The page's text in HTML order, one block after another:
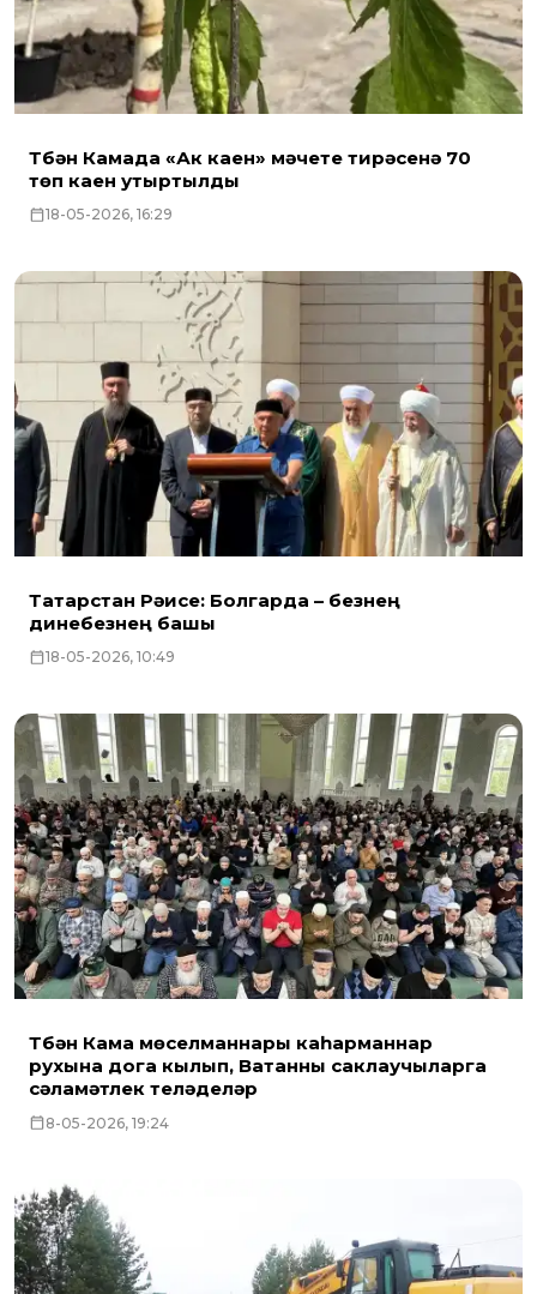
Түбән Камада «Ак каен» мәчете тирәсенә 70
төп каен утыртылды
18-05-2026, 16:29
Татарстан Рәисе: Болгарда – безнең
динебезнең башы
18-05-2026, 10:49
Түбән Кама мөселманнары каһарманнар
рухына дога кылып, Ватанны саклаучыларга
сәламәтлек теләделәр
8-05-2026, 19:24